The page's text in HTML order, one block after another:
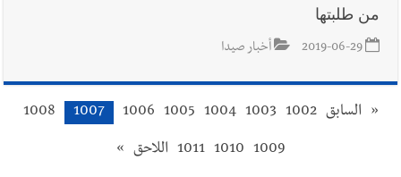
من طلبتها
2019-06-29 أخبار صيدا
« السابق 1002
1003
1004
1005
1006
1007
1008
1009
1010
1011 اللاحق »